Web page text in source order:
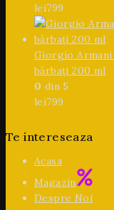
lei799
Giorgio
bărbați 200 ml
0 din 5
lei799
Te intereseaza
Acasa
Magazin
Despre Noi